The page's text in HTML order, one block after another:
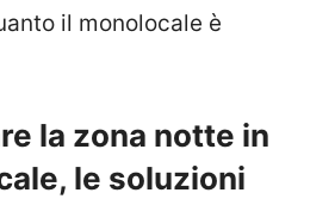
il monolocale è
la zona notte in
le soluzioni